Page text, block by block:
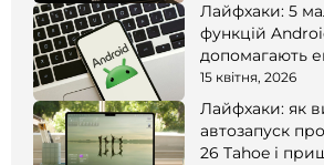
Лайфхаки: 5
функцій
допомагають
15 квітня, 2026
Лайфхаки: як
автозапуск
26 Tahoe і